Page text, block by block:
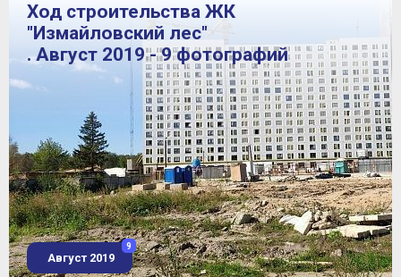
Ход строительства ЖК
"Измайловский лес"
. Август 2019 - 9 фотографий
Август 2019
9